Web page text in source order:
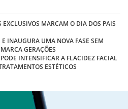
EXCLUSIVOS MARCAM O DIA DOS PAIS
INAUGURA UMA NOVA FASE SEM
GERAÇÕES
INTENSIFICAR A FLACIDEZ FACIAL
ESTÉTICOS